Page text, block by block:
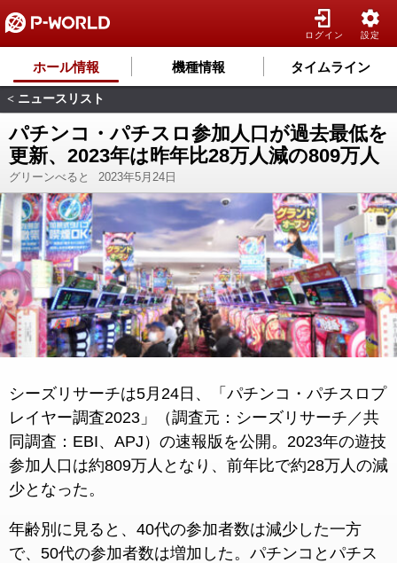
ログイン 設定
ホール情報 機種情報 タイムライン
< ニュースリスト
パチンコ・パチスロ参加人口が過去最低を
更新、2023年は昨年比28万人減の809万人
グリーンべると 2023年5月24日
シーズリサーチは5月24日、「パチンコ・パチスロプ
レイヤー調査2023」（調査元：シーズリサーチ／共
同調査：EBI、APJ）の速報版を公開。2023年の遊技
参加人口は約809万人となり、前年比で約28万人の減
少となった。
年齢別に見ると、40代の参加者数は減少した一方
で、50代の参加者数は増加した。パチンコとパチス